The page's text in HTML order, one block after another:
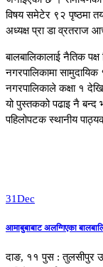
विषय समेटेर ९२ पृष्ठमा
अध्यक्ष प्रा डा व्रतराज
बालबालिकालाई नैतिक
नगरपालिकामा
नगरपालिकाले कक्षा १
यो पुस्तकको पढाइ नै बन्द
पहिलोपटक स्थानीय
31Dec
आमाबुबाबाट अलग्गिएका
दाङ, ११ पुस : तुलसीपुर